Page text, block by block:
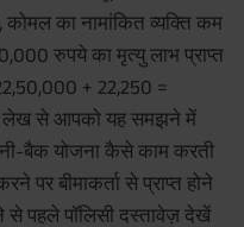
का नामांकित व्यक्ति कम
रुपये का मृत्यु लाभ प्राप्त
+ 22,250 =
लेख से आपको यह समझने में
बैक योजना कैसे काम करती
पर बीमाकर्ता से प्राप्त होने
से पहले पॉलिसी दस्तावेज़ देखें